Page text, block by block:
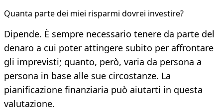
Quanta parte dei miei risparmi dovrei investire?
Dipende. È sempre necessario tenere da parte del
denaro a cui poter attingere subito per affrontare
gli imprevisti; quanto, però, varia da persona a
persona in base alle sue circostanze. La
pianificazione finanziaria può aiutarti in questa
valutazione.